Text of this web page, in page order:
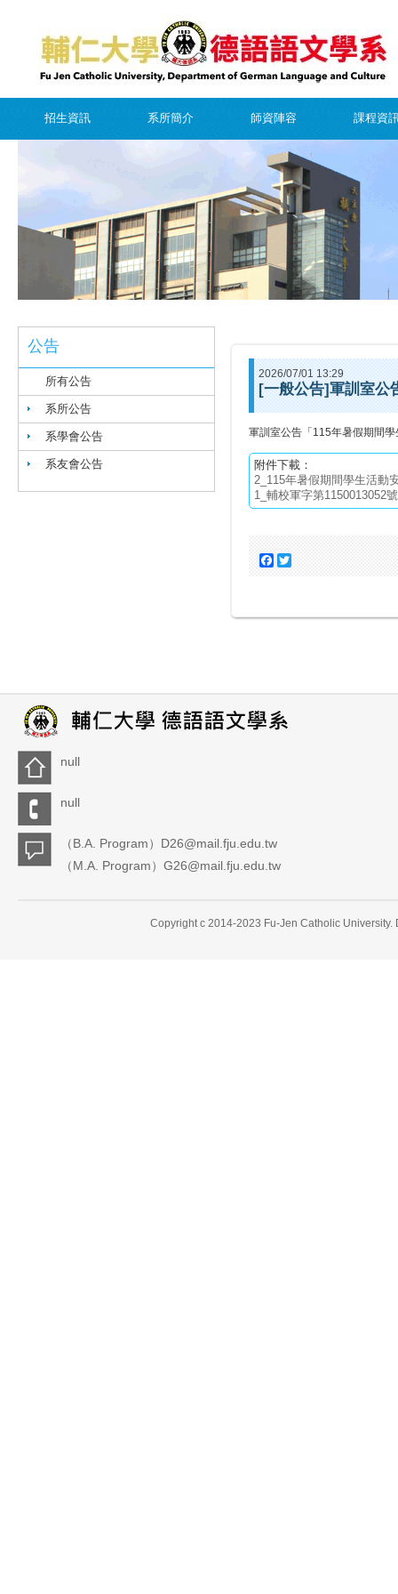
招生資訊 系所簡介 師資陣容 課程資
公告
所有公告
系所公告
系學會公告
系友會公告
2026/07/01 13:29
[一般公告]軍訓室公
軍訓室公告「115年暑假期間
附件下載：
2_115年暑假期間學生活動
1_輔校軍字第1150013052
Facebook
null
null
（B.A. Program）D26@mail.fju.edu.tw
（M.A. Program）G26@mail.fju.edu.tw
Copyright c 2014-2023 Fu-Jen Catholic